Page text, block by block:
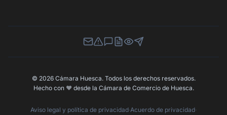
Newsletter
Canal de Denuncias
Buzón de Sugerencias
Perfil Contratante
Ley de Transparencia
Contacta con nosotros
© 2026 Cámara Huesca. Todos los derechos reservados.
Hecho con ❤️desde la Cámara de Comercio de Huesca.
Aviso legal y política de privacidad·Acuerdo de privacidad·